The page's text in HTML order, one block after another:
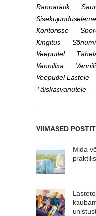
Rannarätik
Kontorisse
Kingitus
Veepudel
Vannilina
Veepudel Lastele
Täiskasvanutele
VIIMASED
Mida